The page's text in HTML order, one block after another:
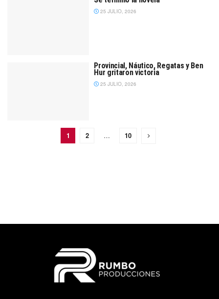
25 JULIO, 2026
Provincial, Náutico, Regatas y Ben
Hur gritaron victoria
25 JULIO, 2026
1 2 … 10